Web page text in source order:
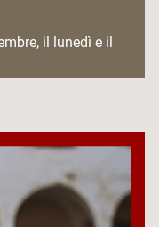
il lunedì e il